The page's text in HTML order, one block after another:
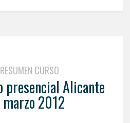
RESUMEN CURSO
presencial Alicante
marzo 2012